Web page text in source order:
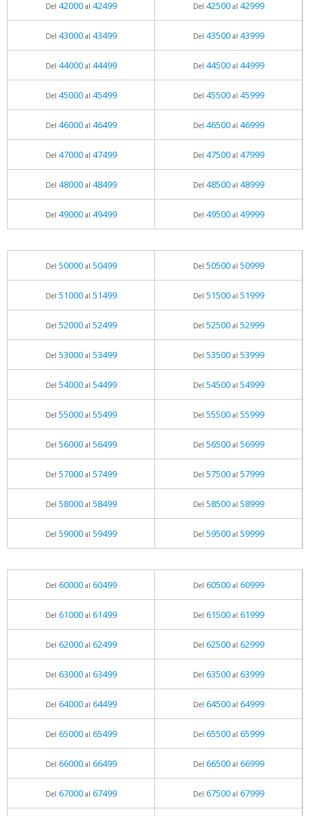
Del 42000al 42499 Del 42500al 42999
Del 43000al 43499 Del 43500al 43999
Del 44000al 44499 Del 44500al 44999
Del 45000al 45499 Del 45500al 45999
Del 46000al 46499 Del 46500al 46999
Del 47000al 47499 Del 47500al 47999
Del 48000al 48499 Del 48500al 48999
Del 49000al 49499 Del 49500al 49999
Del 50000al 50499 Del 50500al 50999
Del 51000al 51499 Del 51500al 51999
Del 52000al 52499 Del 52500al 52999
Del 53000al 53499 Del 53500al 53999
Del 54000al 54499 Del 54500al 54999
Del 55000al 55499 Del 55500al 55999
Del 56000al 56499 Del 56500al 56999
Del 57000al 57499 Del 57500al 57999
Del 58000al 58499 Del 58500al 58999
Del 59000al 59499 Del 59500al 59999
Del 60000al 60499 Del 60500al 60999
Del 61000al 61499 Del 61500al 61999
Del 62000al 62499 Del 62500al 62999
Del 63000al 63499 Del 63500al 63999
Del 64000al 64499 Del 64500al 64999
Del 65000al 65499 Del 65500al 65999
Del 66000al 66499 Del 66500al 66999
Del 67000al 67499 Del 67500al 67999